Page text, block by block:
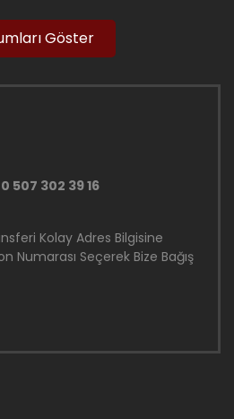
Göster
507 302 39 16
Kolay Adres Bilgisine
Numarası Seçerek Bize Bağış